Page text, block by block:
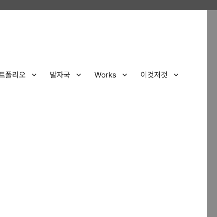
폴리오 발자국 Works 이것저것